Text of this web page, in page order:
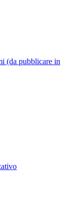
(da pubblicare in